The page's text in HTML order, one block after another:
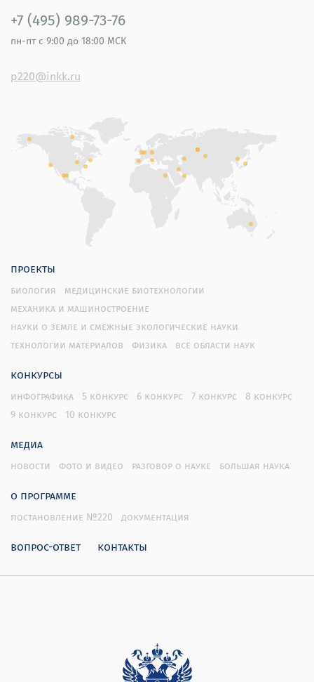
+7 (495) 989-73-76
пн-пт с 9:00 до 18:00 МСК
p220@inkk.ru
проекты
биология
медицинские биотехнологии
механика и машиностроение
науки о земле и смежные экологические науки
технологии материалов
физика все области наук
конкурсы
инфографика 5 конкурс 6 конкурс 7 конкурс
8 конкурс
9 конкурс
10 конкурс
медиа
новости фото и видео разговор о науке большая наука
о программе
постановление №220 документация
вопрос-ответ контакты